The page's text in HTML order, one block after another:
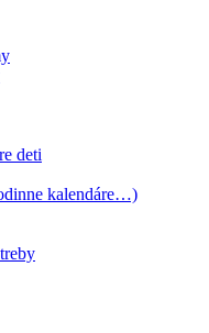
deti
kalendáre…)